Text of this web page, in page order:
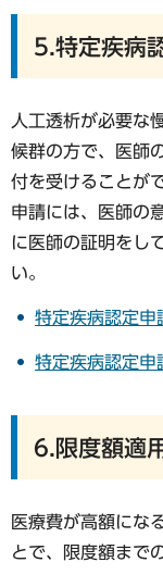
5.特定疾病
人工透析が必要な
候群の方で、医師
付を受けることが
申請には、医師の
に医師の証明をし
い。
特定疾病認定申
特定疾病認定申
6.限度額適
医療費が高額にな
とで、限度額まで